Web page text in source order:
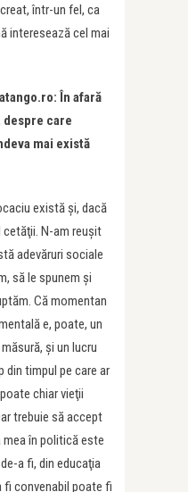
într-un fel, ca
interesează cel mai
În afară
care
mai există
există şi, dacă
N-am reuşit
adevăruri sociale
să le spunem şi
Că momentan
e, poate, un
şi un lucru
din timpul pe care ar
chiar vieţii
trebuie să accept
în politică este
a fi, din educaţia
convenabil poate fi